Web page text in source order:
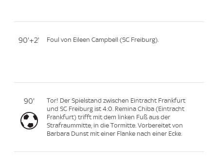
90'+2' Foul von Eileen Campbell (SC Freiburg).
90'
Tor! Der Spielstand zwischen Eintracht Frankfurt
und SC Freiburg ist 4:0. Remina Chiba (Eintracht
Frankfurt) trifft mit dem linken Fuß aus der
Strafraummitte, in die Tormitte. Vorbereitet von
Barbara Dunst mit einer Flanke nach einer Ecke.